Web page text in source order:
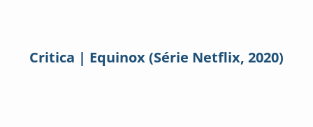
Critica | Equinox (Série Netflix, 2020)